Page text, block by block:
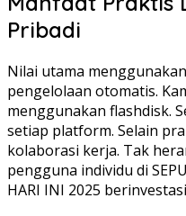
Pribadi
Nilai utama
pengelolaan otomatis.
menggunakan flashdisk.
setiap platform. Selain
kolaborasi kerja. Tak
pengguna individu di
HARI INI 2025